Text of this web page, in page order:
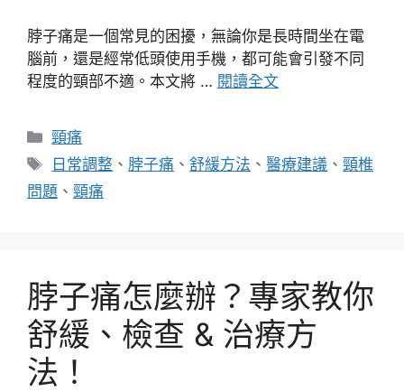
脖子痛是一個常見的困擾，無論你是長時間坐在電
腦前，還是經常低頭使用手機，都可能會引發不同
程度的頸部不適。本文將 … 閱讀全文
分
類
頸痛
標
籤
日常調整 、 脖子痛 、舒緩方法 、醫療建議 、頸椎
問題 、 頸痛
脖子痛怎麼辦？專家教你
舒緩、檢查 & 治療方
法！